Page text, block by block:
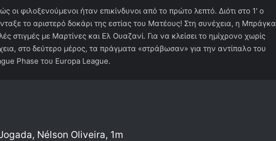
οι φιλοξενούμενοι ήταν επικίνδυνοι από το πρώτο λεπτό. Διότι στο 1′ ο
το αριστερό δοκάρι της εστίας του Ματέους! Στη συνέχεια, η Μπράγκα
στιγμές με Μαρτίνες και Ελ Ουαζανί. Για να κλείσει το ημίχρονο χωρίς
στο δεύτερο μέρος, τα πράγματα «στράβωσαν» για την αντίπαλο του
Phase του Europa League.
Nélson Oliveira, 1m